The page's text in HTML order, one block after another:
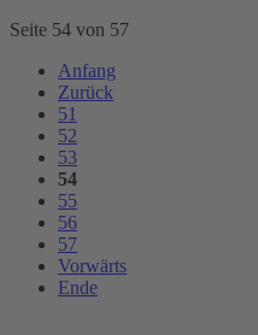
Seite 54 von 57
Anfang
Zurück
51
52
53
54
55
56
57
Vorwärts
Ende